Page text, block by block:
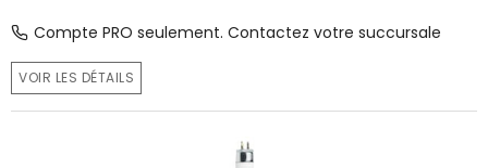
Compte PRO seulement. Contactez votre succursale
VOIR LES DÉTAILS